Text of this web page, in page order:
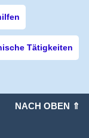
Tätigkeiten
NACH OBEN ⇑